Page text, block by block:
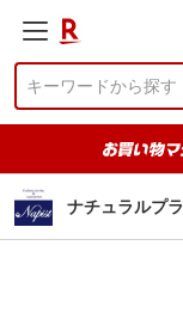
ナチュラルプ